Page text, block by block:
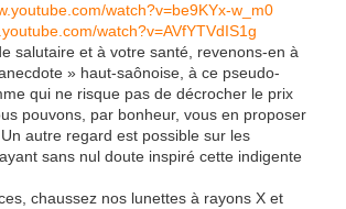
watch?v=be9KYx-w_m0
watch?v=AVfYTVdIS1g
salutaire et à votre santé, revenons-en à
» haut-saônoise, à ce pseudo-
qui ne risque pas de décrocher le prix
pouvons, par bonheur, vous en proposer
autre regard est possible sur les
sans nul doute inspiré cette indigente
chaussez nos lunettes à rayons X et